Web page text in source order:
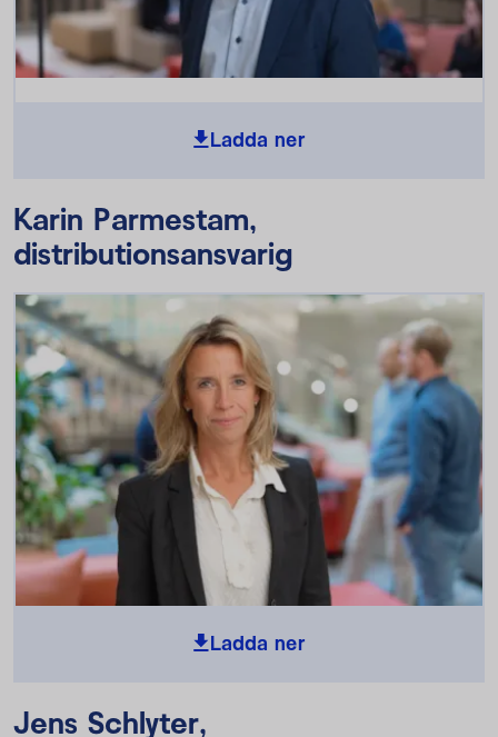
Ladda ner
Karin Parmestam,
distributionsansvarig
Ladda ner
Jens Schlyter,